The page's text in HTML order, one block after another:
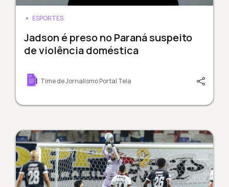
ESPORTES
Jadson é preso no Paraná suspeito
de violência doméstica
Time de Jornalismo Portal Tela